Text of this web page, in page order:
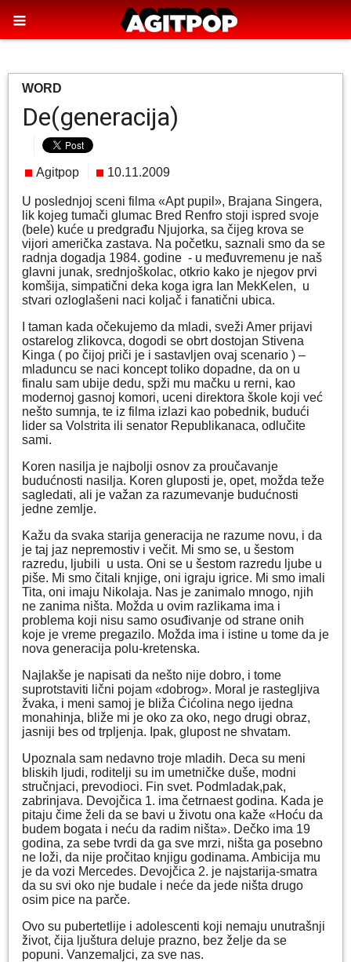
WORD
De(generacija)
Agitpop 10.11.2009
U poslednjoj sceni filma «Apt pupil», Brajana Singera,
lik kojeg tumači glumac Bred Renfro stoji ispred svoje
(bele) kuće u predgrađu Njujorka, sa čijeg krova se
vijori američka zastava. Na početku, saznali smo da se
radnja dogadja 1984. godine - u međuvremenu je naš
glavni junak, srednjoškolac, otkrio kako je njegov prvi
komšija, simpatični deka koga igra Ian MekKelen, u
stvari ozloglašeni naci koljač i fanatični ubica.
I taman kada očekujemo da mladi, sveži Amer prijavi
ostarelog zlikovca, dogodi se obrt dostojan Stivena
Kinga ( po čijoj priči je i sastavljen ovaj scenario ) –
mladuncu se naci koncept toliko dopadne, da on u
finalu sam ubije dedu, spži mu mačku u rerni, kao
modernoj gasnoj komori, uceni direktora škole koji već
nešto sumnja, te iz filma izlazi kao pobednik, budući
lider sa Volstrita ili senator Republikanaca, odlučite
sami.
Koren nasilja je najbolji osnov za proučavanje
budućnosti nasilja. Koren gluposti je, opet, možda teže
sagledati, ali je važan za razumevanje budućnosti
jedne zemlje.
Kažu da svaka starija generacija ne razume novu, i da
je taj jaz nepremostiv i večit. Mi smo se, u šestom
razredu, ljubili u usta. Oni se u šestom razredu ljube u
piše. Mi smo čitali knjige, oni igraju igrice. Mi smo imali
Tita, oni imaju Nikolaja. Nas je zanimalo mnogo, njih
ne zanima ništa. Možda u ovim razlikama ima i
problema koji nisu samo osuđivanje od strane onih
koje je vreme pregazilo. Možda ima i istine u tome da je
nova generacija polu-kretenska.
Najlakše je napisati da nešto nije dobro, i tome
suprotstaviti lični pojam «dobrog». Moral je rastegljiva
žvaka, i meni samoj je bliža Ćićolina nego ijedna
monahinja, bliže mi je oko za oko, nego drugi obraz,
jasniji bes od trpljenja. Ipak, glupost ne shvatam.
Upoznala sam nedavno troje mladih. Deca su meni
bliskih ljudi, roditelji su im umetničke duše, modni
stručnjaci, prevodioci. Fin svet. Podmladak,pak,
zabrinjava. Devojčica 1. ima četrnaest godina. Kada je
pitaju čime želi da se bavi u životu ona kaže «Hoću da
budem bogata i neću da radim ništa». Dečko ima 19
godina, za sebe tvrdi da ga sve mrzi, ništa ga posebno
ne loži, da nije pročitao knjigu godinama. Ambicija mu
je da vozi Mercedes. Devojčica 2. je najstarija-smatra
da su svi oko nje budale i neće da jede ništa drugo
osim pice na parče.
Ovo su pubertetlije i adolescenti koji nemaju unutrašnji
život, čija ljuštura deluje prazno, bez želje da se
popuni. Vanzemaljci, za sve nas.